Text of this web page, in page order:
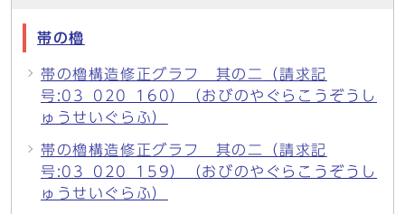
帯の櫓
帯の櫓構造修正グラフ 其の二（請求記
号:03_020_160）（おびのやぐらこうぞうし
ゅうせいぐらふ）
帯の櫓構造修正グラフ 其の二（請求記
号:03_020_159）（おびのやぐらこうぞうし
ゅうせいぐらふ）